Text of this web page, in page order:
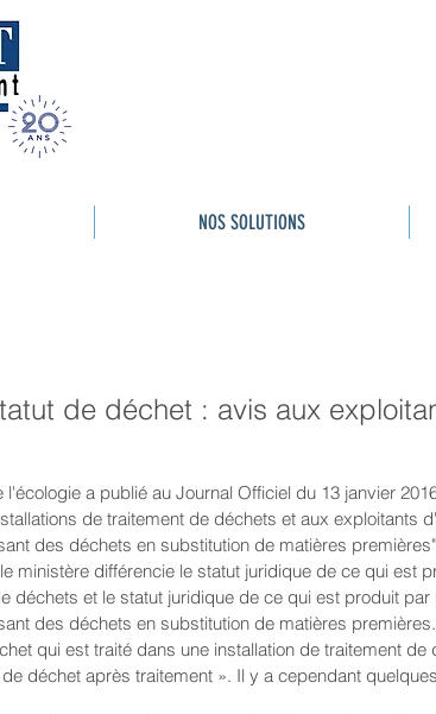
NOS SOLUTIONS
de déchet : avis aux
l'écologie a publié au Journal Officiel du 13 janvier
de traitement de déchets et aux exploitants
des déchets en substitution de matières
ministère différencie le statut juridique de ce qui est
déchets et le statut juridique de ce qui est produit par
des déchets en substitution de matières premières.
qui est traité dans une installation de traitement
déchet après traitement ». Il y a cependant